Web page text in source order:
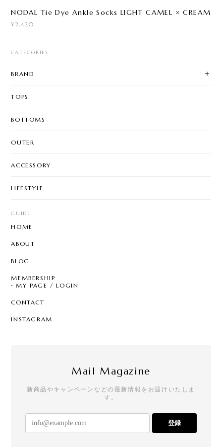
NODAL Tie Dye Ankle Socks LIGHT CAMEL × CREAM
¥2,420
CATEGORIES
BRAND
TOPS
BOTTOMS
OUTER
ACCESSORY
LIFESTYLE
GUIDE
HOME
ABOUT
BLOG
MEMBERSHIP
MY PAGE / LOGIN
CONTACT
INSTAGRAM
Mail Magazine
新商品やキャンペーンなどの最新情報をお届けいたしま
す。
登録